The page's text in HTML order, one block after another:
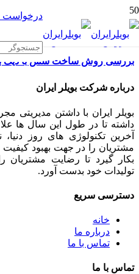
درخواست
بررسی روش ساخت سس با دیگ
درباره شرکت بویلر ایران
بویلر ایران با داشتن
داشته تا در طول این سال ها
آخرین تکنولوژی های روز
مشتریان را در جهت بهبود کیفیت و
بکار گیرد تا رضایت مشتریان
تولیدات خود بدست آورد.
دسترسی سریع
خانه
درباره ما
تماس با ما
تماس با ما